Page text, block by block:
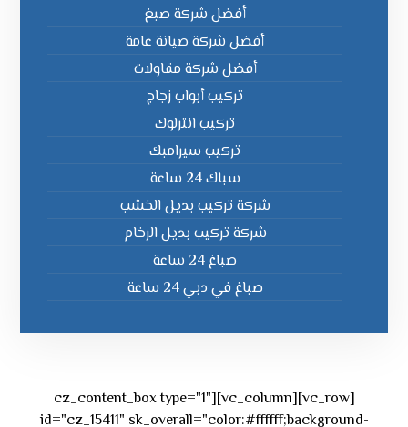
أفضل شركة صبغ
أفضل شركة صيانة عامة
أفضل شركة مقاولات
تركيب أبواب زجاج
تركيب انترلوك
تركيب سيرامبك
سباك 24 ساعة
شركة تركيب بديل الخشب
شركة تركيب بديل الرخام
صباغ 24 ساعة
صباغ في دبي 24 ساعة
[vc_row][vc_column][cz_content_box type="1"
id="cz_15411" sk_overall="color:#ffffff;background-